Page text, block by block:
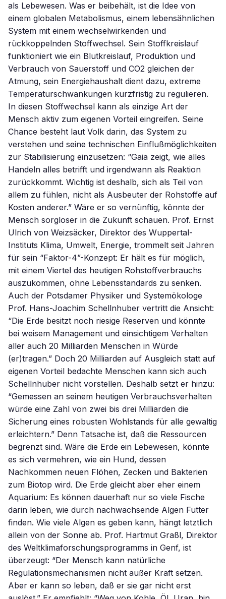
als Lebewesen. Was er beibehält, ist die Idee von
einem globalen Metabolismus, einem lebensähnlichen
System mit einem wechselwirkenden und
rückkoppelnden Stoffwechsel. Sein Stoffkreislauf
funktioniert wie ein Blutkreislauf, Produktion und
Verbrauch von Sauerstoff und CO2 gleichen der
Atmung, sein Energiehaushalt dient dazu, extreme
Temperaturschwankungen kurzfristig zu regulieren.
In diesen Stoffwechsel kann als einzige Art der
Mensch aktiv zum eigenen Vorteil eingreifen. Seine
Chance besteht laut Volk darin, das System zu
verstehen und seine technischen Einflußmöglichkeiten
zur Stabilisierung einzusetzen: “Gaia zeigt, wie alles
Handeln alles betrifft und irgendwann als Reaktion
zurückkommt. Wichtig ist deshalb, sich als Teil von
allem zu fühlen, nicht als Ausbeuter der Rohstoffe auf
Kosten anderer.” Wäre er so vernünftig, könnte der
Mensch sorgloser in die Zukunft schauen. Prof. Ernst
Ulrich von Weizsäcker, Direktor des Wuppertal-
Instituts Klima, Umwelt, Energie, trommelt seit Jahren
für sein “Faktor-4”-Konzept: Er hält es für möglich,
mit einem Viertel des heutigen Rohstoffverbrauchs
auszukommen, ohne Lebensstandards zu senken.
Auch der Potsdamer Physiker und Systemökologe
Prof. Hans-Joachim Schellnhuber vertritt die Ansicht:
“Die Erde besitzt noch riesige Reserven und könnte
bei weisem Management und einsichtigem Verhalten
aller auch 20 Milliarden Menschen in Würde
(er)tragen.” Doch 20 Milliarden auf Ausgleich statt auf
eigenen Vorteil bedachte Menschen kann sich auch
Schellnhuber nicht vorstellen. Deshalb setzt er hinzu:
“Gemessen an seinem heutigen Verbrauchsverhalten
würde eine Zahl von zwei bis drei Milliarden die
Sicherung eines robusten Wohlstands für alle gewaltig
erleichtern.” Denn Tatsache ist, daß die Ressourcen
begrenzt sind. Wäre die Erde ein Lebewesen, könnte
es sich vermehren, wie ein Hund, dessen
Nachkommen neuen Flöhen, Zecken und Bakterien
zum Biotop wird. Die Erde gleicht aber eher einem
Aquarium: Es können dauerhaft nur so viele Fische
darin leben, wie durch nachwachsende Algen Futter
finden. Wie viele Algen es geben kann, hängt letztlich
allein von der Sonne ab. Prof. Hartmut Graßl, Direktor
des Weltklimaforschungsprogramms in Genf, ist
überzeugt: “Der Mensch kann natürliche
Regulationsmechanismen nicht außer Kraft setzen.
Aber er kann so leben, daß er sie gar nicht erst